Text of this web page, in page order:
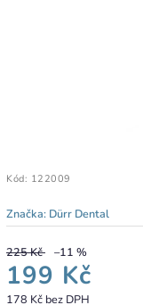
Kód: 122009
Značka: Dürr Dental
225 Kč –11 %
199 Kč
178 Kč bez DPH